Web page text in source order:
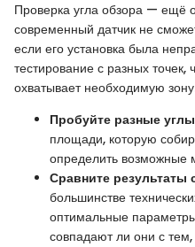
Проверка угла обзора — ещё
современный датчик не
если его установка была
тестирование с разных точек,
охватывает необходимую
Пробуйте разные
площади, которую
определить возможные
Сравните результаты
большинстве
оптимальные
совпадают ли они с